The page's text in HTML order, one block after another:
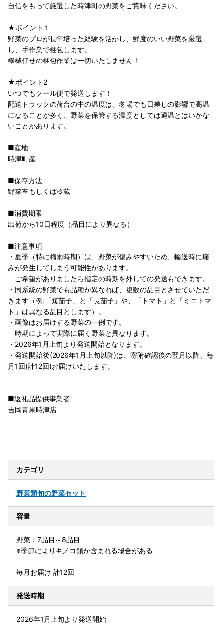
自信をもって厳選した時津町の野菜をご賞味ください。
★ポイント１
野菜のプロが長年培った経験を活かし、鮮度のいい野菜を厳選
し、手作業で梱包します。
機械任せの梱包作業は一切いたしません！
★ポイント2
いつでもクール便で発送します！
配送トラックの荷台の中の温度は、冬場でも日差しの影響で高温
になることが多く、野菜を保管する温度としては適温とはいかな
いことがあります。
■産地
時津町産
■保存方法
野菜室もしくは冷蔵
■消費期限
出荷から10日程度（品目により異なる）
■注意事項
・夏季（特に梅雨時期）は、野菜が傷みやすいため、輸送時に痛
みが発生してしまう可能性があります。
ご希望がありましたら指定の時期を外しての発送もできます。
・同系統の野菜でも品種が異なれば、複数の品目とさせていただ
きます（例.「短茄子」と「長茄子」や、「トマト」と「ミニトマ
ト」は異なる品目とします）。
・画像はお届けする野菜の一例です。
時期によって実際に届く野菜と異なります。
・2026年1月上旬より発送開始となります。
・発送開始後(2026年1月上旬以降)は、寄附確認後の翌月以降、毎
月1回(計12回)お届けいたします。
■返礼品提供事業者
吉岡青果時津店
カテゴリ
野菜類旬の野菜セット
容量
野菜：7品目～8品目
※季節によりキノコ類が含まれる場合がある
毎月お届け 計12回
発送時期
2026年1月上旬より発送開始